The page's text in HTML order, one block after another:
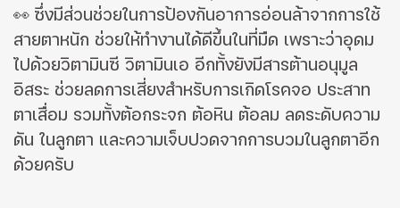
👀 ซึ่งมีส่วนช่วยในการป้องกันอาการอ่อนล้าจากการใช้
สายตาหนัก ช่วยให้ทํางานได้ดีขึ้นในที่มืด เพราะว่าอุดม
ไปด้วยวิตามินซี วิตามินเอ อีกทั้งยังมีสารต้านอนุมูล
อิสระ ช่วยลดการเสี่ยงสําหรับการเกิดโรคจอ ประสาท
ตาเสื่อม รวมทั้งต้อกระจก ต้อหิน ต้อลม ลดระดับความ
ดัน ในลูกตา และความเจ็บปวดจากการบวมในลูกตาอีก
ด้วยครับ